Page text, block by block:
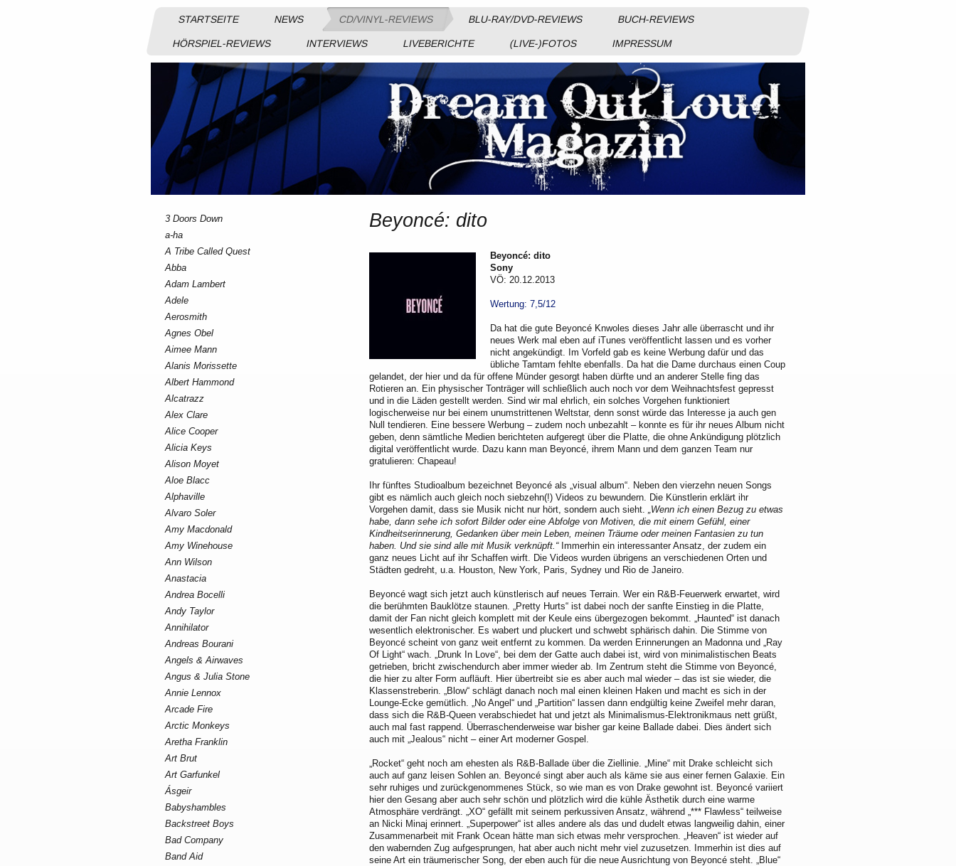
STARTSEITE NEWS CD/VINYL-REVIEWS BLU-RAY/DVD-REVIEWS BUCH-REVIEWS
HÖRSPIEL-REVIEWS INTERVIEWS LIVEBERICHTE (LIVE-)FOTOS IMPRESSUM
Beyoncé: dito
Beyoncé: dito
Sony
VÖ: 20.12.2013
Wertung: 7,5/12
Da hat die gute Beyoncé Knwoles dieses Jahr alle überrascht und ihr
neues Werk mal eben auf iTunes veröffentlicht lassen und es vorher
nicht angekündigt. Im Vorfeld gab es keine Werbung dafür und das
übliche Tamtam fehlte ebenfalls. Da hat die Dame durchaus einen Coup
gelandet, der hier und da für offene Münder gesorgt haben dürfte und an anderer Stelle fing das
Rotieren an. Ein physischer Tonträger will schließlich auch noch vor dem Weihnachtsfest gepresst
und in die Läden gestellt werden. Sind wir mal ehrlich, ein solches Vorgehen funktioniert
logischerweise nur bei einem unumstrittenen Weltstar, denn sonst würde das Interesse ja auch gen
Null tendieren. Eine bessere Werbung – zudem noch unbezahlt – konnte es für ihr neues Album nicht
geben, denn sämtliche Medien berichteten aufgeregt über die Platte, die ohne Ankündigung plötzlich
digital veröffentlicht wurde. Dazu kann man Beyoncé, ihrem Mann und dem ganzen Team nur
gratulieren: Chapeau!
Ihr fünftes Studioalbum bezeichnet Beyoncé als „visual album“. Neben den vierzehn neuen Songs
gibt es nämlich auch gleich noch siebzehn(!) Videos zu bewundern. Die Künstlerin erklärt ihr
Vorgehen damit, dass sie Musik nicht nur hört, sondern auch sieht.„Wenn ich einen Bezug zu etwas
habe, dann sehe ich sofort Bilder oder eine Abfolge von Motiven, die mit einem Gefühl, einer
Kindheitserinnerung, Gedanken über mein Leben, meinen Träume oder meinen Fantasien zu tun
haben. Und sie sind alle mit Musik verknüpft.“Immerhin ein interessanter Ansatz, der zudem ein
ganz neues Licht auf ihr Schaffen wirft. Die Videos wurden übrigens an verschiedenen Orten und
Städten gedreht, u.a. Houston, New York, Paris, Sydney und Rio de Janeiro.
Beyoncé wagt sich jetzt auch künstlerisch auf neues Terrain. Wer ein R&B-Feuerwerk erwartet, wird
die berühmten Bauklötze staunen. „Pretty Hurts“ ist dabei noch der sanfte Einstieg in die Platte,
damit der Fan nicht gleich komplett mit der Keule eins übergezogen bekommt. „Haunted“ ist danach
wesentlich elektronischer. Es wabert und pluckert und schwebt sphärisch dahin. Die Stimme von
Beyoncé scheint von ganz weit entfernt zu kommen. Da werden Erinnerungen an Madonna und „Ray
Of Light“ wach. „Drunk In Love“, bei dem der Gatte auch dabei ist, wird von minimalistischen Beats
getrieben, bricht zwischendurch aber immer wieder ab. Im Zentrum steht die Stimme von Beyoncé,
die hier zu alter Form aufläuft. Hier übertreibt sie es aber auch mal wieder – das ist sie wieder, die
Klassenstreberin. „Blow“ schlägt danach noch mal einen kleinen Haken und macht es sich in der
Lounge-Ecke gemütlich. „No Angel“ und „Partition“ lassen dann endgültig keine Zweifel mehr daran,
dass sich die R&B-Queen verabschiedet hat und jetzt als Minimalismus-Elektronikmaus nett grüßt,
auch mal fast rappend. Überraschenderweise war bisher gar keine Ballade dabei. Dies ändert sich
auch mit „Jealous“ nicht – einer Art moderner Gospel.
„Rocket“ geht noch am ehesten als R&B-Ballade über die Ziellinie. „Mine“ mit Drake schleicht sich
auch auf ganz leisen Sohlen an. Beyoncé singt aber auch als käme sie aus einer fernen Galaxie. Ein
sehr ruhiges und zurückgenommenes Stück, so wie man es von Drake gewohnt ist. Beyoncé variiert
hier den Gesang aber auch sehr schön und plötzlich wird die kühle Ästhetik durch eine warme
Atmosphäre verdrängt. „XO“ gefällt mit seinem perkussiven Ansatz, während „*** Flawless“ teilweise
an Nicki Minaj erinnert. „Superpower“ ist alles andere als das und dudelt etwas langweilig dahin, einer
Zusammenarbeit mit Frank Ocean hätte man sich etwas mehr versprochen. „Heaven“ ist wieder auf
den wabernden Zug aufgesprungen, hat aber auch nicht mehr viel zuzusetzen. Immerhin ist dies auf
seine Art ein träumerischer Song, der eben auch für die neue Ausrichtung von Beyoncé steht. „Blue“
3 Doors Down
a-ha
A Tribe Called Quest
Abba
Adam Lambert
Adele
Aerosmith
Agnes Obel
Aimee Mann
Alanis Morissette
Albert Hammond
Alcatrazz
Alex Clare
Alice Cooper
Alicia Keys
Alison Moyet
Aloe Blacc
Alphaville
Alvaro Soler
Amy Macdonald
Amy Winehouse
Ann Wilson
Anastacia
Andrea Bocelli
Andy Taylor
Annihilator
Andreas Bourani
Angels & Airwaves
Angus & Julia Stone
Annie Lennox
Arcade Fire
Arctic Monkeys
Aretha Franklin
Art Brut
Art Garfunkel
Ásgeir
Babyshambles
Backstreet Boys
Bad Company
Band Aid